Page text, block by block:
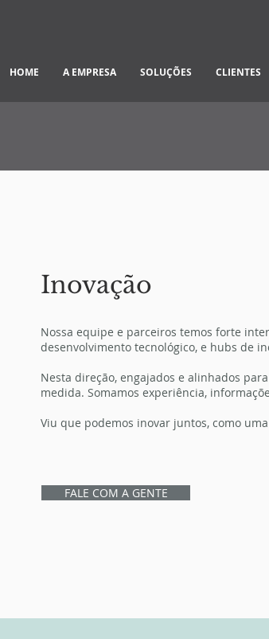
HOME A EMPRESA SOLUÇÕES CLIENTES
Inovação
Nossa equipe e parceiros temos forte
desenvolvimento tecnológico, e hubs de
Nesta direção, engajados e alinhados
medida. Somamos experiência,
Viu que podemos inovar juntos, como
FALE COM A GENTE